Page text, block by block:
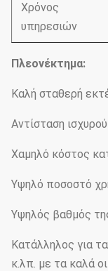
Χρόνος
υπηρεσιών
Πλεονέκτημα:
Καλή σταθερή
Αντίσταση
Χαμηλό κόστος
Υψηλό ποσοστό
Υψηλός βαθμός
Κατάλληλος για
κ.λπ. με τα καλά